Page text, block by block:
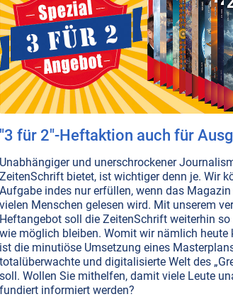
NR. 120, S.16 GESELLSCHAFT ALLGEMEIN POLITIK
Therapie statt
sich, warum die Krankenkosten ständig
Gesundheitssystem eben nicht um die
NR. 119, S.46 ERNÄHRUNG GESUNDHEIT
Warum billig
Nährstoffe im Essen bedeutet:
sind nötig. Jedoch
einiges beachten.
"3 für 2"-Heftaktion auch für
Unabhängiger und unerschrockener
ZeitenSchrift bietet, ist wichtiger denn je. Wir
Aufgabe indes nur erfüllen, wenn das
vielen Menschen gelesen wird. Mit unserem
Heftangebot soll die ZeitenSchrift weiterhin
wie möglich bleiben. Womit wir nämlich heute
ist die minutiöse Umsetzung eines
totalüberwachte und digitalisierte Welt des
soll. Wollen Sie mithelfen, damit viele Leute
fundiert informiert werden?